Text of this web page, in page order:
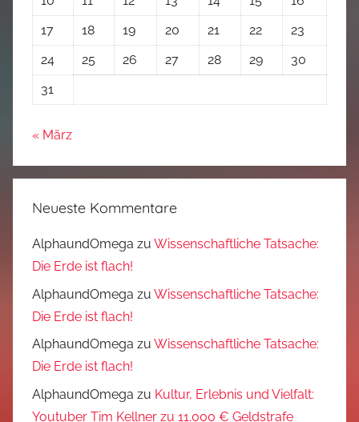
17
18 19 20 21 22
23
24
25 26 27 28 29
30
31
« März
Neueste Kommentare
AlphaundOmega zu Wissenschaftliche Tatsache:
Die Erde ist flach!
AlphaundOmega zu Wissenschaftliche Tatsache:
Die Erde ist flach!
AlphaundOmega zu Wissenschaftliche Tatsache:
Die Erde ist flach!
AlphaundOmega zu Kultur, Erlebnis und Vielfalt:
Youtuber Tim Kellner zu 11.000 € Geldstrafe